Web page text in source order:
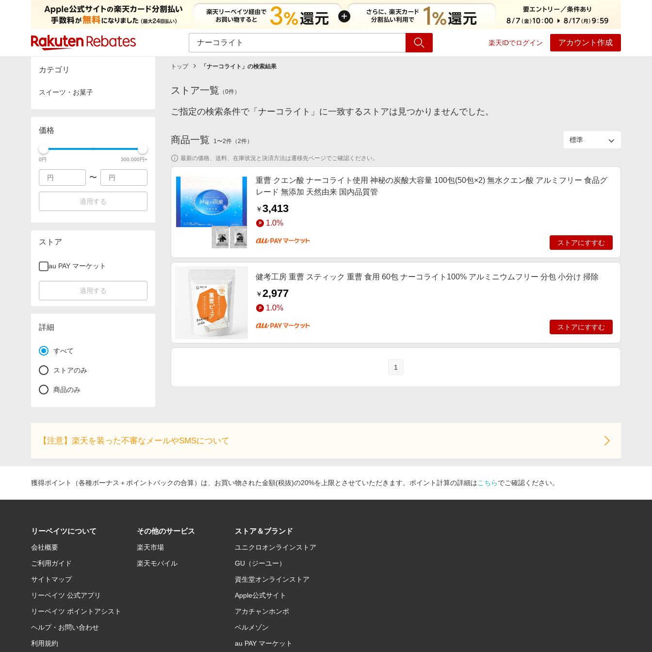
楽天IDでログイン アカウント作成
カテゴリー一覧 イベント一覧 ショッピング
カテゴリ
スイーツ・お菓子
価格
0円 300,000円+
〜
適用する
ストア
au PAY マーケット
適用する
詳細
すべて
ストアのみ
商品のみ
トップ 「 ナーコライト 」の検索結果
ストア一覧 （0件）
ご指定の検索条件で「ナーコライト」に一致するストアは見つかりませんでした。
商品一覧 1〜2件 （2件）
最新の価格、送料、在庫状況と決済方法は遷移先ページでご確認ください。
重曹 クエン酸 ナーコライト使用 神秘の炭酸大容量 100包(50包×2) 無水クエン酸 アルミフリー 食品グ
レード 無添加 天然由来 国内品質管
￥3,413
1.0%
ストアにすすむ
健考工房 重曹 スティック 重曹 食用 60包 ナーコライト100% アルミニウムフリー 分包 小分け 掃除
￥2,977
1.0%
ストアにすすむ
1
【注意】楽天を装った不審なメールやSMSについて
獲得ポイント（各種ボーナス＋ポイントバックの合算）は、お買い物された金額(税抜)の20%を上限とさせていただきます。ポイント計算の詳細はこちらでご確認ください。
リーベイツについて
会社概要
ご利用ガイド
サイトマップ
リーベイツ 公式アプリ
リーベイツ ポイントアシスト
ヘルプ・お問い合わせ
利用規約
その他のサービス
楽天市場
楽天モバイル
ストア＆ブランド
ユニクロオンラインストア
GU（ジーユー）
資生堂オンラインストア
Apple公式サイト
アカチャンホンポ
ベルメゾン
au PAY マーケット